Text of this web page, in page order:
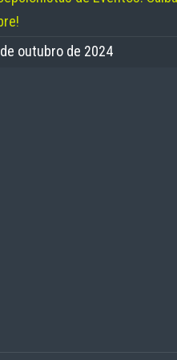
outubro de 2024